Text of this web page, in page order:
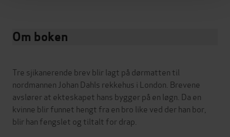
Om boken
Tre sjikanerende brev blir lagt på dørmatten til
nordmannen Johan Dahls rekkehus i London. Brevene
avslører at ekteskapet hans bygger på en løgn. Da en
kvinne blir funnet hengt fra en bro like ved der han bor,
blir han fengslet og tiltalt for drap.